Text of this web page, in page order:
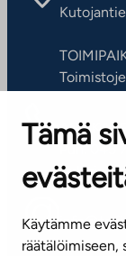
Tämä
Käytämme
räätälöimiseen,
Puh. 045
(arkisin
info@ta.fi